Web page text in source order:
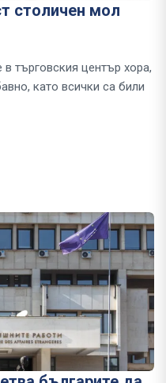
столичен мол
търговския център хора,
като всички са били